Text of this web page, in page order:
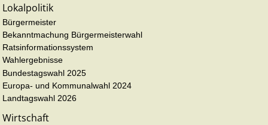
Lokalpolitik
Bürgermeister
Bekanntmachung Bürgermeisterwahl
Ratsinformationssystem
Wahlergebnisse
Bundestagswahl 2025
Europa- und Kommunalwahl 2024
Landtagswahl 2026
Wirtschaft